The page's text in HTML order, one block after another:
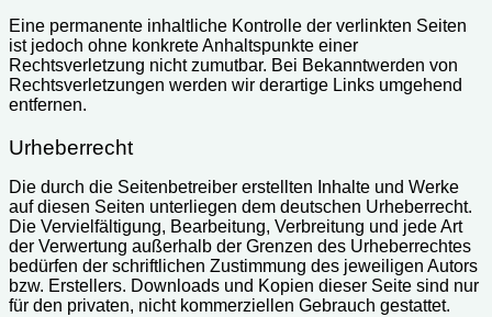
Eine permanente inhaltliche Kontrolle der verlinkten Seiten
ist jedoch ohne konkrete Anhaltspunkte einer
Rechtsverletzung nicht zumutbar. Bei Bekanntwerden von
Rechtsverletzungen werden wir derartige Links umgehend
entfernen.
Urheberrecht
Die durch die Seitenbetreiber erstellten Inhalte und Werke
auf diesen Seiten unterliegen dem deutschen Urheberrecht.
Die Vervielfältigung, Bearbeitung, Verbreitung und jede Art
der Verwertung außerhalb der Grenzen des Urheberrechtes
bedürfen der schriftlichen Zustimmung des jeweiligen Autors
bzw. Erstellers. Downloads und Kopien dieser Seite sind nur
für den privaten, nicht kommerziellen Gebrauch gestattet.